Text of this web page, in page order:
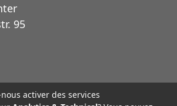
95
activer des services